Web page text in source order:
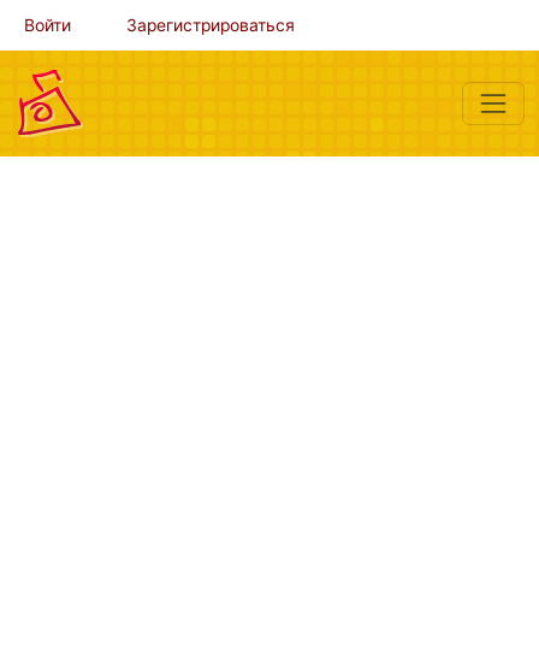
Войти Зарегистрироваться